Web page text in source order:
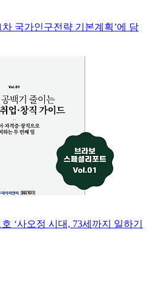
차 국가인구전략 기본계획’에 담
‘사오정 시대, 73세까지 일하기